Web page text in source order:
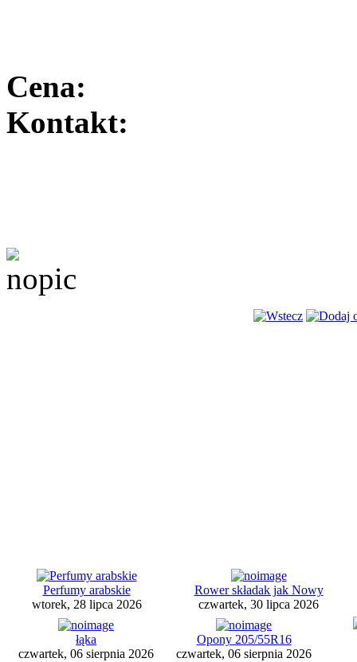
Cena:
Kontakt:
Perfumy arabskie
wtorek, 28 lipca 2026
Rower składak jak Nowy
czwartek, 30 lipca 2026
łąka
czwartek, 06 sierpnia 2026
Opony 205/55R16
czwartek, 06 sierpnia 2026